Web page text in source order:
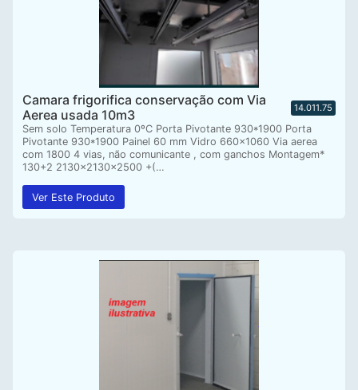
Camara frigorifica conservação com Via
Aerea usada 10m3
14.011.75
Sem solo Temperatura 0ºC Porta Pivotante 930*1900 Porta
Pivotante 930*1900 Painel 60 mm Vidro 660×1060 Via aerea
com 1800 4 vias, não comunicante , com ganchos Montagem*
130+2 2130x2130x2500 +(…
Ver Este Produto